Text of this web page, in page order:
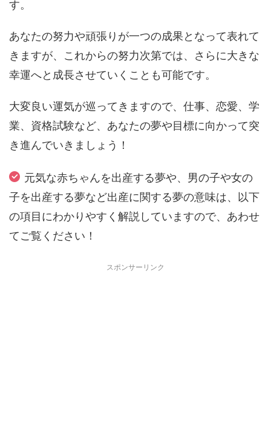
す。
あなたの努力や頑張りが一つの成果となって表れて
きますが、これからの努力次第では、さらに大きな
幸運へと成長させていくことも可能です。
大変良い運気が巡ってきますので、仕事、恋愛、学
業、資格試験など、あなたの夢や目標に向かって突
き進んでいきましょう！
元気な赤ちゃんを出産する夢や、男の子や女の
子を出産する夢など出産に関する夢の意味は、以下
の項目にわかりやすく解説していますので、あわせ
てご覧ください！
スポンサーリンク